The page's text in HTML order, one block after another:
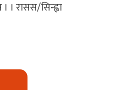
। रासस/सिन्ह्वा